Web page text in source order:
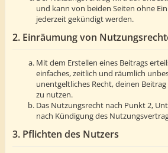
und kann von beiden Seiten ohne
jederzeit gekündigt werden.
2. Einräumung von
Mit dem Erstellen eines Beitrags
einfaches, zeitlich und räumlich
unentgeltliches Recht, deinen
zu nutzen.
Das Nutzungsrecht nach Punkt 2,
nach Kündigung des
3. Pflichten des Nutzers